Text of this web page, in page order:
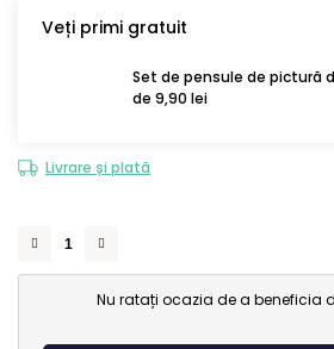
Veți primi gratuit
Set de pensule de pictură
de 9,90 lei
Livrare și plată
Nu ratați ocazia de a beneficia